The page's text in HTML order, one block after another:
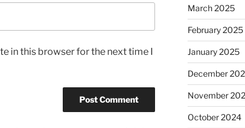
in this browser for the next time I
March 2025
February 2025
January 2025
December
November
October 2024